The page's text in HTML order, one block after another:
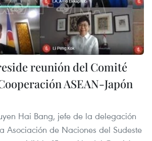
reunión del Comité
ASEAN-Japón
Hai Bang, jefe de la delegación
Asociación de Naciones del Sudeste